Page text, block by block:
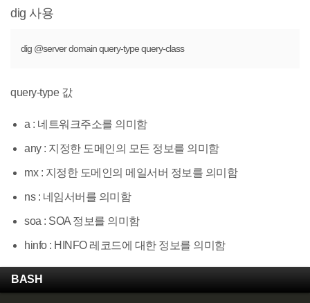
dig 사용
dig @server domain query-type query-class
query-type 값
a : 네트워크주소를 의미함
any : 지정한 도메인의 모든 정보를 의미함
mx : 지정한 도메인의 메일서버 정보를 의미함
ns : 네임서버를 의미함
soa : SOA 정보를 의미함
hinfo : HINFO 레코드에 대한 정보를 의미함
BASH